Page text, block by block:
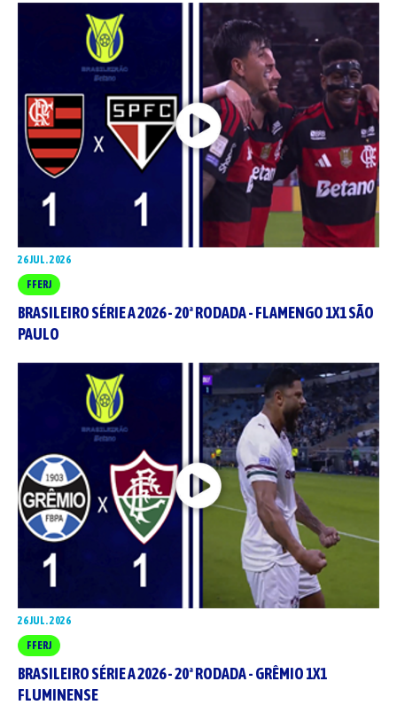
26 JUL. 2026
FFERJ
BRASILEIRO SÉRIE A 2026 - 20ª RODADA - FLAMENGO 1X1 SÃO
PAULO
26 JUL. 2026
FFERJ
BRASILEIRO SÉRIE A 2026 - 20ª RODADA - GRÊMIO 1X1
FLUMINENSE